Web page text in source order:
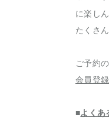
に楽し
たくさ
ご予約
会員登録
■よくあ